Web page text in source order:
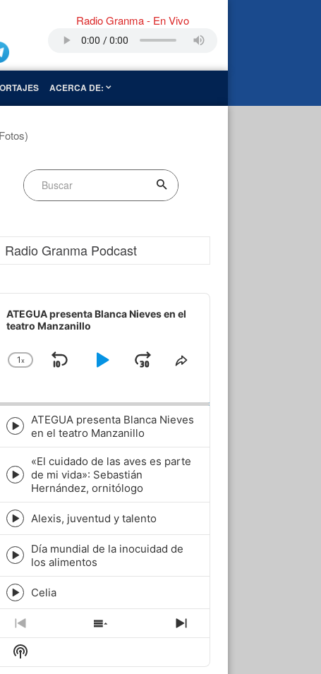
Radio Granma - En Vivo
ACERCA DE:
Radio Granma Podcast
ATEGUA presenta Blanca Nieves en el
teatro Manzanillo
Change
1x
SkipPlayJumpShare
Episode
play
icon
ATEGUA presenta Blanca Nieves
en el teatro Manzanillo
Episode
play
icon
«El cuidado de las aves es parte
de mi vida»: Sebastián
Hernández, ornitólogo
Episode
play
icon
Alexis, juventud y talento
Episode
play
icon
Día mundial de la inocuidad de
los alimentos
Episode
play
icon
Celia
Previous
Episode
Show
Episodes
Next
Episode
Show
Podcast